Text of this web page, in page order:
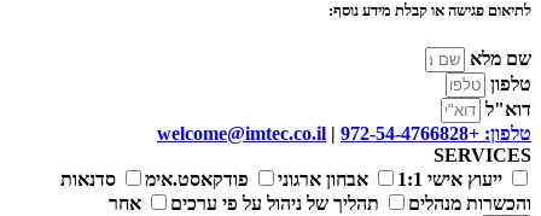
לתיאום פגישה או קבלת מידע נוסף:
שם מלא
טלפון
דוא"ל
טלפון: +972-54-4766828
|
welcome@imtec.co.il
SERVICES
ייעוץ אישי 1:1
אבחון ארגוני פודקאסט.אימ
סדנאות
והכשרות מנהלים
תהליך של ניהול על פי ערכים אחר